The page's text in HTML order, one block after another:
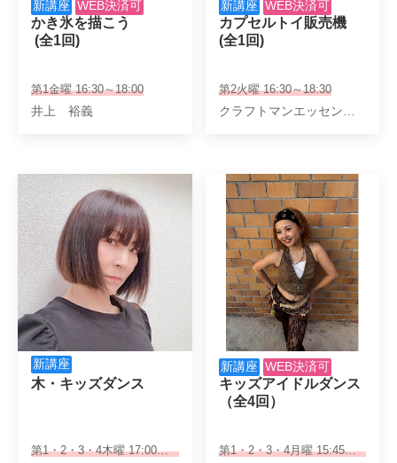
新講座 WEB決済可
かき氷を描こう
(全1回)
第1金曜 16:30～18:00
井上 裕義
新講座 WEB決済可
カプセルトイ販売機
(全1回)
第2火曜 16:30～18:30
新講座
木・キッズダンス
第1・2・3・4木曜 17:00～18:00
新講座 WEB決済可
キッズアイドルダンス
（全4回）
第1・2・3・4月曜 15:45～16:45